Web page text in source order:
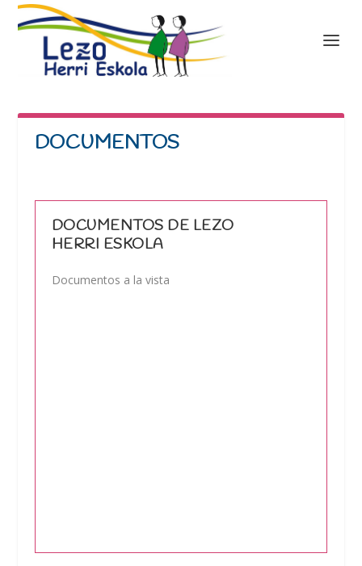
DOCUMENTOS
DOCUMENTOS DE LEZO
HERRI ESKOLA
Documentos a la vista